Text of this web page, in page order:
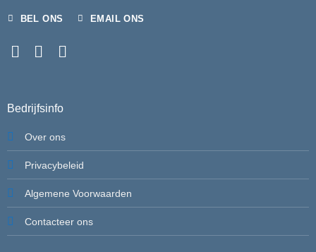
BEL ONS EMAIL ONS
Bedrijfsinfo
Over ons
Privacybeleid
Algemene Voorwaarden
Contacteer ons